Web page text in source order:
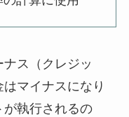
ス（クレジッ
マイナスになり
が執行されるの